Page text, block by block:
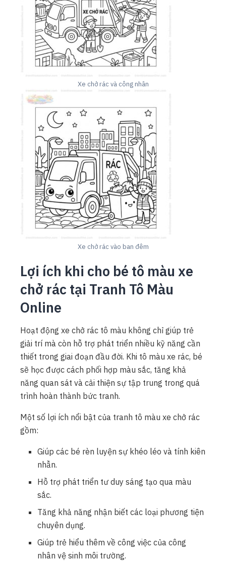
Xe chở rác và công nhân
Xe chở rác vào ban đêm
Lợi ích khi cho bé tô màu xe
chở rác tại Tranh Tô Màu
Online
Hoạt động xe chở rác tô màu không chỉ giúp trẻ
giải trí mà còn hỗ trợ phát triển nhiều kỹ năng cần
thiết trong giai đoạn đầu đời. Khi tô màu xe rác, bé
sẽ học được cách phối hợp màu sắc, tăng khả
năng quan sát và cải thiện sự tập trung trong quá
trình hoàn thành bức tranh.
Một số lợi ích nổi bật của tranh tô màu xe chở rác
gồm:
Giúp các bé rèn luyện sự khéo léo và tính kiên
nhẫn.
Hỗ trợ phát triển tư duy sáng tạo qua màu
sắc.
Tăng khả năng nhận biết các loại phương tiện
chuyên dụng.
Giúp trẻ hiểu thêm về công việc của công
nhân vệ sinh môi trường.